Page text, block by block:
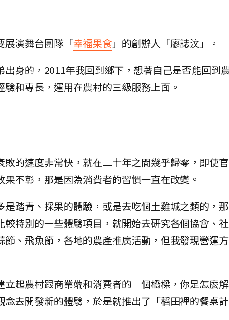
展演舞台團隊「幸福果食」的創辦人「廖誌汶」。
出身的，2011年我回到鄉下，想著自己是否能回到
和專長，運用在農村的三級服務上面。
敗的速度非常快，就在二十年之間幾乎歸零，即使
不彰，那是因為消費者的習慣一直在改變。
是踏青、採果的體驗，或是去吃個土雞城之類的，
較特別的一些體驗項目，就開始去研究各個協會、
節、飛魚節，各地的農產推廣活動，但我發現營運
立起農村跟商業端和消費者的一個橋樑，你是怎麼
去開發新的體驗，於是就推出了「稻田裡的餐桌計